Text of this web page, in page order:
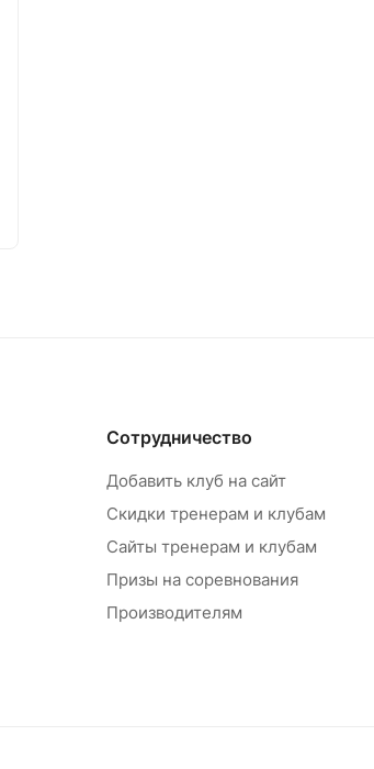
Сотрудничество
Добавить клуб на сайт
Скидки тренерам и клубам
Сайты тренерам и клубам
Призы на соревнования
Производителям